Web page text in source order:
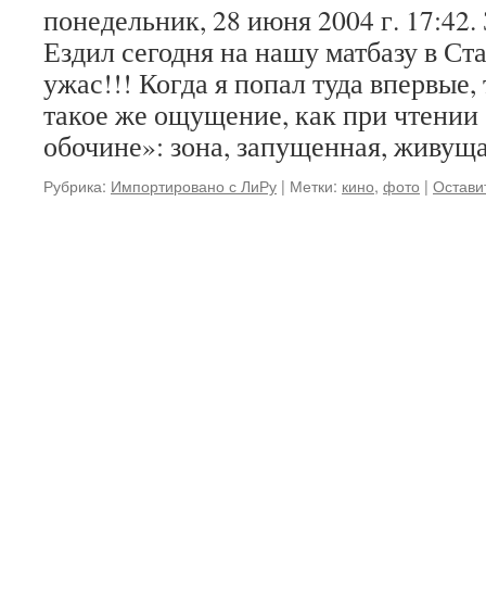
понедельник, 28 июня 2004 г.
Ездил сегодня на нашу матбазу в
ужас!!! Когда я попал туда впервые,
такое же ощущение, как при
обочине»: зона, запущенная,
Рубрика: Импортировано с ЛиРу | Метки: кино, фото |